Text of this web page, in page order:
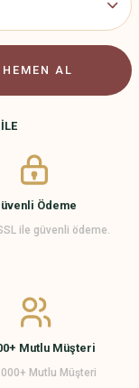
HEMEN AL
Ödeme
ile güvenli ödeme.
Mutlu Müşteri
Mutlu Müşteri